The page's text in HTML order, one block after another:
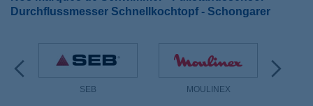
Durchflussmesser Schnellkochtopf - Schongarer
SEB MOULINEX